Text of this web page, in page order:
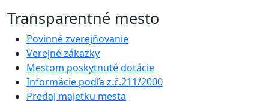
Transparentné mesto
Povinné zverejňovanie
Verejné zákazky
Mestom poskytnuté dotácie
Informácie podľa z.č.211/2000
Predaj majetku mesta